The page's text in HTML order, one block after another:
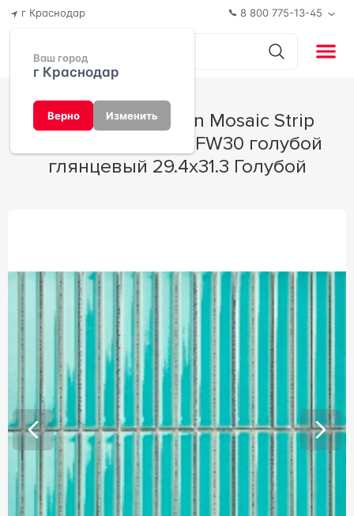
г Краснодар
Ваш город
г Краснодар
Верно Изменить
8 800 775-13-45
Мозаика Porcelain Mosaic Strip
Mosaic 1.5х14.5 Y15FW30 голубой
глянцевый 29.4х31.3 Голубой